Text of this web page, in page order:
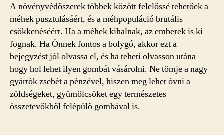
A növényvédőszerek többek között felelőssé tehetőek a
méhek pusztulásáért, és a méhpopuláció brutális
csökkenéséért. Ha a méhek kihalnak, az emberek is ki
fognak. Ha Önnek fontos a bolygó, akkor ezt a
bejegyzést jól olvassa el, és ha teheti olvasson utána
hogy hol lehet ilyen gombát vásárolni. Ne tömje a nagy
gyártók zsebét a pénzével, hiszen meg lehet óvni a
zöldségeket, gyümölcsöket egy természetes
összetevőkből felépülő gombával is.